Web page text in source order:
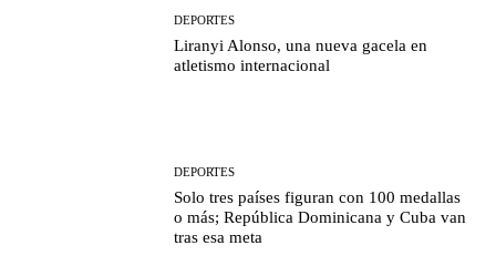
DEPORTES
Liranyi Alonso, una nueva gacela en
atletismo internacional
DEPORTES
Solo tres países figuran con 100 medallas
o más; República Dominicana y Cuba van
tras esa meta